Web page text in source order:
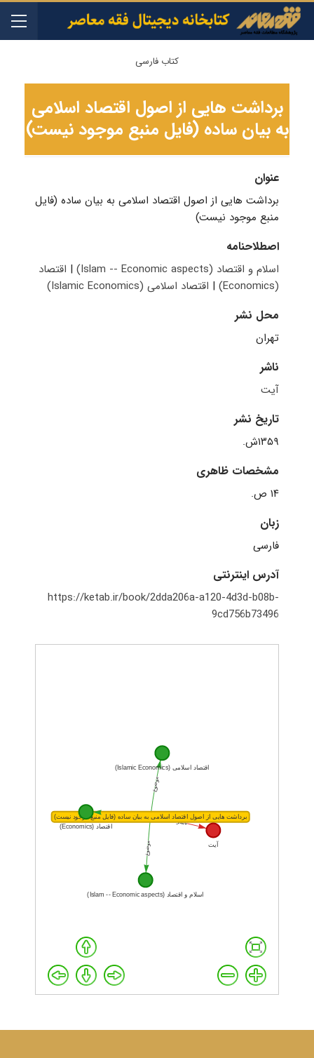
کتاب فارسی
برداشت هایی از اصول اقتصاد اسلامی
به بیان ساده (فایل منبع موجود نیست)
عنوان
برداشت هایی از اصول اقتصاد اسلامی به بیان ساده (فایل
منبع موجود نیست)
اصطلاحنامه
اسلام و اقتصاد (Islam -- Economic aspects) | اقتصاد
(Economics)
| اقتصاد اسلامی (Islamic Economics)
محل نشر
تهران
ناشر
آیت
تاریخ نشر
۱۳۵۹ش.
مشخصات ظاهری
۱۴ ص.
زبان
فارسی
آدرس اینترنتی
https://ketab.ir/book/2dda206a-a120-4d3d-b08b-
9cd756b73496